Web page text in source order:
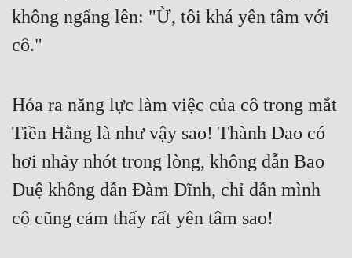
Lịch Sử
Mưu Mô
Mỹ Thực
Ngôn Tình
Ngược
Nữ Cường
không ngẩng lên: "Ừ, tôi khá yên tâm với
cô."
Hóa ra năng lực làm việc của cô trong mắt
Tiền Hằng là như vậy sao! Thành Dao có
hơi nhảy nhót trong lòng, không dẫn Bao
Duệ không dẫn Đàm Dĩnh, chỉ dẫn mình
cô cũng cảm thấy rất yên tâm sao!